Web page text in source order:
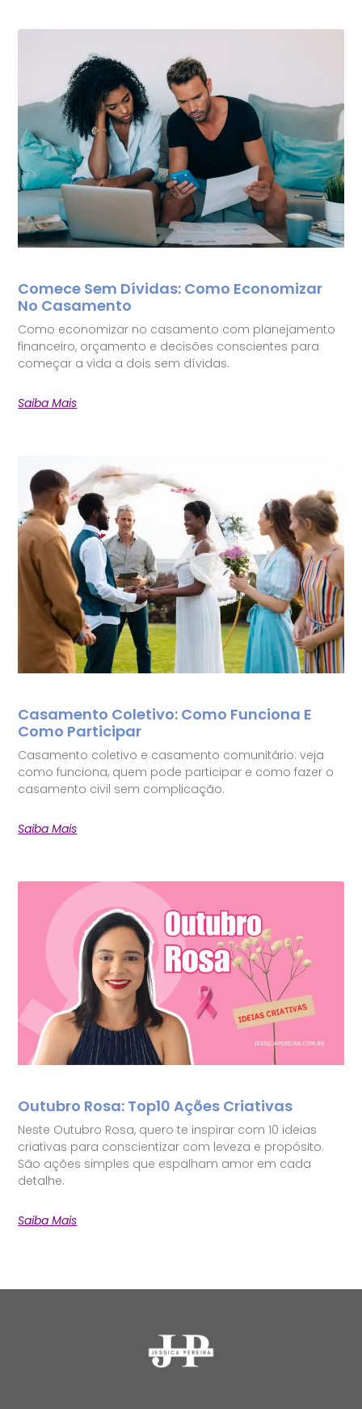
Comece Sem Dívidas: Como Economizar
No Casamento
Como economizar no casamento com planejamento
financeiro, orçamento e decisões conscientes para
começar a vida a dois sem dívidas.
Saiba Mais
Casamento Coletivo: Como Funciona E
Como Participar
Casamento coletivo e casamento comunitário: veja
como funciona, quem pode participar e como fazer o
casamento civil sem complicação.
Saiba Mais
Outubro Rosa: Top10 Ações Criativas
Neste Outubro Rosa, quero te inspirar com 10 ideias
criativas para conscientizar com leveza e propósito.
São ações simples que espalham amor em cada
detalhe.
Saiba Mais